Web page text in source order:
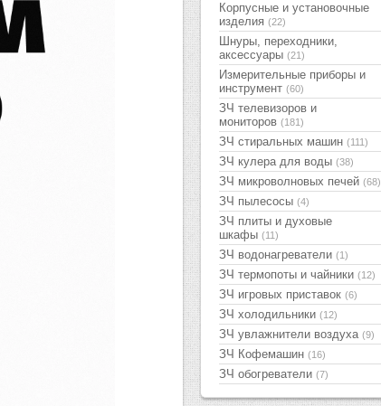
Корпусные и установочные
изделия (22)
Шнуры, переходники,
аксессуары (21)
Измерительные приборы и
инструмент (60)
ЗЧ телевизоров и
мониторов (181)
ЗЧ стиральных машин (111)
ЗЧ кулера для воды (38)
ЗЧ микроволновых печей (68)
ЗЧ пылесосы (4)
ЗЧ плиты и духовые
шкафы (11)
ЗЧ водонагреватели (1)
ЗЧ термопоты и чайники (12)
ЗЧ игровых приставок (6)
ЗЧ холодильники (12)
ЗЧ увлажнители воздуха (9)
ЗЧ Кофемашин (16)
ЗЧ обогреватели (7)